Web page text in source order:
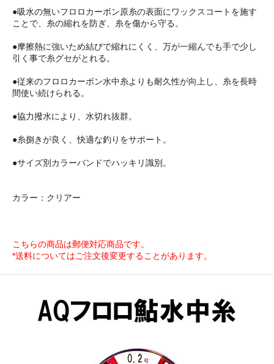
●吸水の無いフロロカーボン原糸の表面にワックスコートを施す
ことで、糸の縮れを防ぎ、糸を傷から守る。
●摩擦熱に強いため結びで縮れにくく、万が一縮んでも手で少し
引く事で糸グセがとれる。
●従来のフロロカーボン水中糸よりも耐久性が向上し、糸を長時
間使い続けられる。
●協力撥水により、水切れ抜群。
●糸捌きが良く、快適な釣りをサポート。
●サイズ別カラーバンドでハッキリ識別。
カラー：クリアー
こちらの商品は郵便対応商品です。
*送料についてはご注文後変更することがあります。